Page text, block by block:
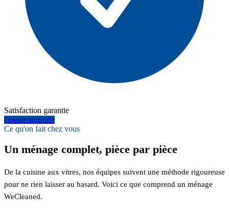
Satisfaction garantie
Obtenir mon prix
Ce qu'on fait chez vous
Un ménage complet, pièce par pièce
De la cuisine aux vitres, nos équipes suivent une méthode rigoureuse
pour ne rien laisser au hasard. Voici ce que comprend un ménage
WeCleaned.